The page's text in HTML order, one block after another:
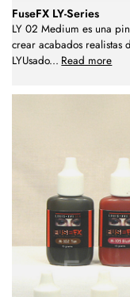
FuseFX LY-Series
LY 02 Medium es una
crear acabados realistas
LYUsado... Read more